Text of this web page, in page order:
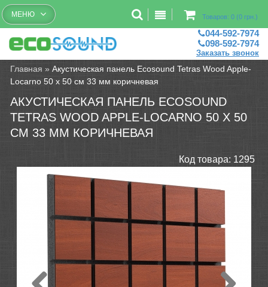
Бесплатный рассчет помещений
Товаров: 0 (0 грн.)
МЕНЮ
044-592-7974
098-592-7974
Заказать звонок
Главная »Акустическая панель Ecosound Tetras Wood Apple-
Locarno 50 х 50 см 33 мм коричневая
АКУСТИЧЕСКАЯ ПАНЕЛЬ ECOSOUND
TETRAS WOOD APPLE-LOCARNO 50 Х 50
СМ 33 ММ КОРИЧНЕВАЯ
Код товара: 1295